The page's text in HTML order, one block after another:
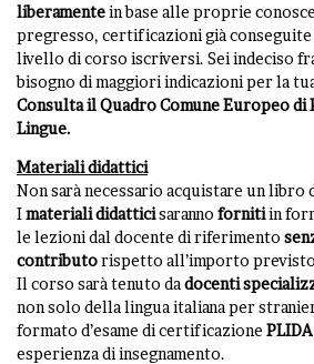
liberamentein base alle proprie
pregresso, certificazioni già conseguite
livello di corso iscriversi. Sei indeciso
bisogno di maggiori indicazioni per la
Consulta il Quadro Comune Europeo
Lingue.
Materiali didattici
Non sarà necessario acquistare un
Imaterialididatticisaranno fornitiin
le lezioni dal docente di riferimento
contributorispetto all’importo
Il corso sarà tenuto dadocenti
non solo della lingua italiana per
formato d’esame di certificazione PLIDA
esperienza di insegnamento.